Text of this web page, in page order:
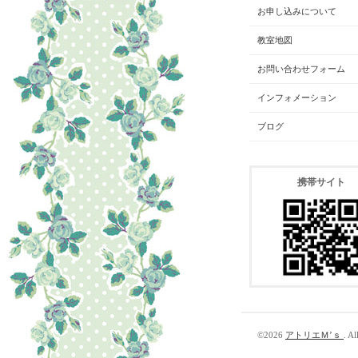
お申し込みについて
教室地図
お問い合わせフォーム
インフォメーション
ブログ
携帯サイト
©2026 アトリエＭ’ｓ .